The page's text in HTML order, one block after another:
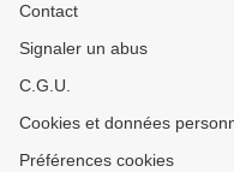
Contact
Signaler un abus
C.G.U.
Cookies et données
Préférences cookies